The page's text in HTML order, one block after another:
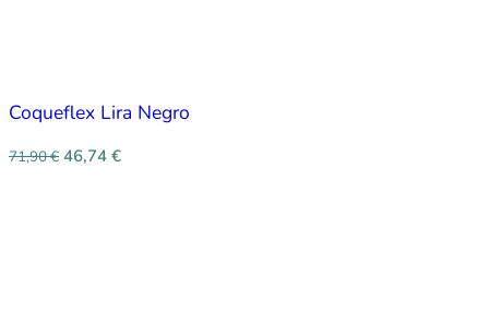
Coqueflex Lira Negro
71,90€ 46,74 €